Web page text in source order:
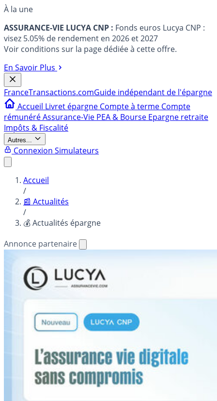
À la une
ASSURANCE-VIE LUCYA CNP : Fonds euros Lucya CNP :
visez 5.05% de rendement en 2026 et 2027
Voir conditions sur la page dédiée à cette offre.
En Savoir Plus
FranceTransactions.comGuide indépendant de l'épargne
Accueil Livret épargne Compte à terme Compte
rémunéréAssurance-Vie PEA & Bourse Epargne retraite
Impôts & Fiscalité
Autres...
Connexion Simulateurs
Accueil
/
📰 Actualités
/
💰 Actualités épargne
Annonce partenaire